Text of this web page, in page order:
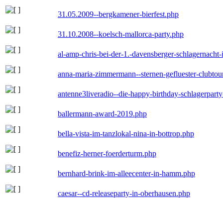
31.05.2009--bergkamener-bierfest.php
31.10.2008--koelsch-mallorca-party.php
al-amp-chris-bei-der-1.-davensberger-
anna-maria-zimmermann--sternen-gefluester-
antenne3liveradio--die-happy-birthday-
ballermann-award-2019.php
bella-vista-im-tanzlokal-nina-in-bottrop.php
benefiz-herner-foerderturm.php
bernhard-brink-im-alleecenter-in-hamm.php
caesar--cd-releaseparty-in-oberhausen.php